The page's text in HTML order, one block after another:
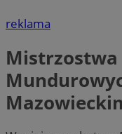
reklama
Mistrzostwa